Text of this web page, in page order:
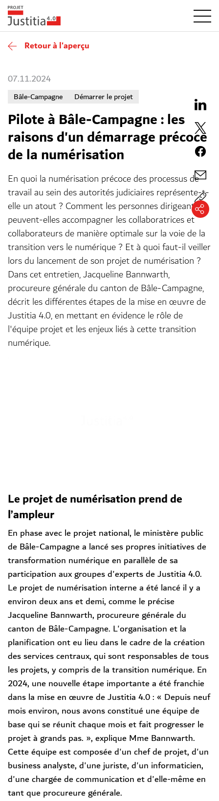
Retour à l'aperçu
07.11.2024
Bâle-Campagne Démarrer le projet
Pilote à Bâle-Campagne : les
raisons d'un démarrage précoce
de la numérisation
En quoi la numérisation précoce des processus de
travail au sein des autorités judiciaires représente-t-
elle un atout ? Comment les personnes dirigeantes
peuvent-elles accompagner les collaboratrices et
collaborateurs de manière optimale sur la voie de la
transition vers le numérique ? Et à quoi faut-il veiller
lors du lancement de son projet de numérisation ?
Dans cet entretien, Jacqueline Bannwarth,
procureure générale du canton de Bâle-Campagne,
décrit les différentes étapes de la mise en œuvre de
Justitia 4.0, en mettant en évidence le rôle de
l'équipe projet et les enjeux liés à cette transition
numérique.
Le projet de numérisation prend de
l’ampleur
En phase avec le projet national, le ministère public
de Bâle-Campagne a lancé ses propres initiatives de
transformation numérique en parallèle de sa
participation aux groupes d'experts de Justitia 4.0.
Le projet de numérisation interne a été lancé il y a
environ deux ans et demi, comme le précise
Jacqueline Bannwarth, procureure générale du
canton de Bâle-Campagne. L'organisation et la
planification ont eu lieu dans le cadre de la création
des services centraux, qui sont responsables de tous
les projets, y compris de la transition numérique. En
2024, une nouvelle étape importante a été franchie
dans la mise en œuvre de Justitia 4.0 : « Depuis neuf
mois environ, nous avons constitué une équipe de
base qui se réunit chaque mois et fait progresser le
projet à grands pas. », explique Mme Bannwarth.
Cette équipe est composée d'un chef de projet, d'un
business analyste, d'une juriste, d'un informaticien,
d'une chargée de communication et d'elle-même en
tant que procureure générale.